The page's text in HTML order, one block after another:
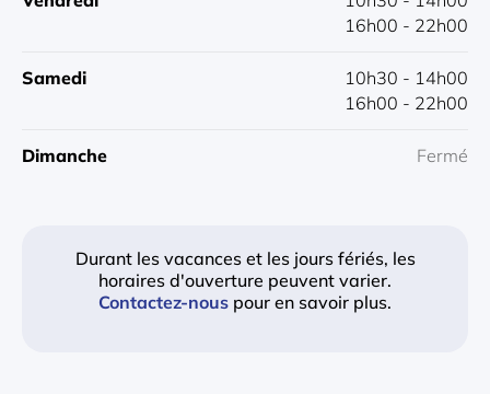
16h00 - 22h00
Samedi
10h30 - 14h00
16h00 - 22h00
Dimanche Fermé
Durant les vacances et les jours fériés, les
horaires d'ouverture peuvent varier.
Contactez-nous pour en savoir plus.